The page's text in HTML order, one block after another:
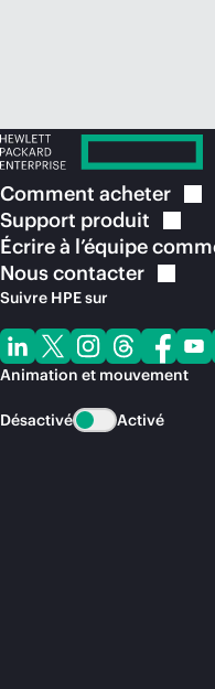
Comment acheter
Support produit
Écrire à l’équipe
Nouscontacter
Suivre HPE sur
Animation et mouvement
Désactivé Activé